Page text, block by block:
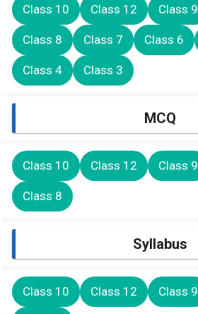
Class 10 Class 12 Class 9
Class 8 Class 7 Class 6
Class 4 Class 3
MCQ
Class 10 Class 12 Class 9
Class 8
Syllabus
Class 10 Class 12 Class 9